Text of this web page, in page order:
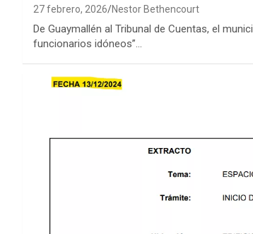
27 febrero, 2026 Nestor Bethencourt
De Guaymallén al Tribunal de Cuentas, el
funcionarios idóneos”…